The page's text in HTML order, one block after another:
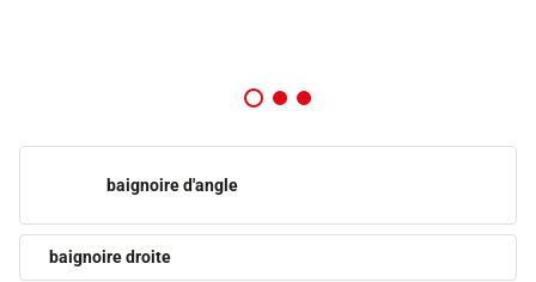
baignoire d'angle
baignoire droite